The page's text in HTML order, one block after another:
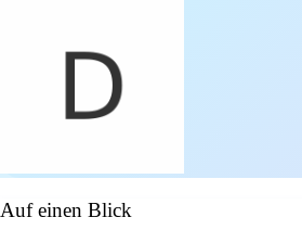
Auf einen Blick